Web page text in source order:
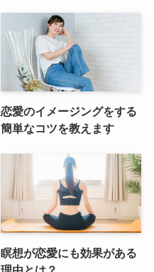
恋愛のイメージングをする
簡単なコツを教えます
瞑想が恋愛にも効果がある